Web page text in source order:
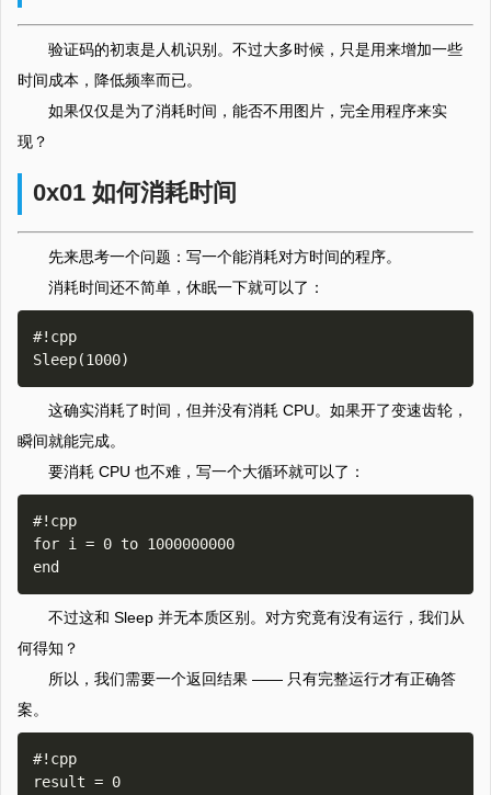
验证码的初衷是人机识别。不过大多时候，只是用来增加一些
时间成本，降低频率而已。
如果仅仅是为了消耗时间，能否不用图片，完全用程序来实
现？
0x01 如何消耗时间
先来思考一个问题：写一个能消耗对方时间的程序。
消耗时间还不简单，休眠一下就可以了：
#!cpp
这确实消耗了时间，但并没有消耗 CPU。如果开了变速齿轮，
瞬间就能完成。
要消耗 CPU 也不难，写一个大循环就可以了：
#!cpp
for i = 0 to 1000000000
不过这和 Sleep 并无本质区别。对方究竟有没有运行，我们从
何得知？
所以，我们需要一个返回结果 —— 只有完整运行才有正确答
案。
#!cpp
result = 0